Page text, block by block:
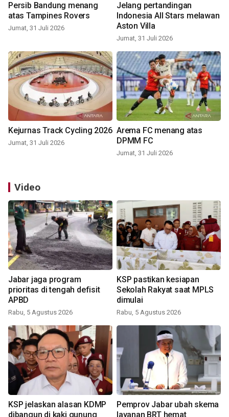
Persib Bandung menang
atas Tampines Rovers
Jumat, 31 Juli 2026
Jelang pertandingan
Indonesia All Stars melawan
Aston Villa
Jumat, 31 Juli 2026
Kejurnas Track Cycling 2026
Jumat, 31 Juli 2026
Arema FC menang atas
DPMM FC
Jumat, 31 Juli 2026
Video
Jabar jaga program
prioritas di tengah defisit
APBD
Rabu, 5 Agustus 2026
KSP pastikan kesiapan
Sekolah Rakyat saat MPLS
dimulai
Rabu, 5 Agustus 2026
KSP jelaskan alasan KDMP
dibangun di kaki gunung
Pemprov Jabar ubah skema
layanan BRT hemat